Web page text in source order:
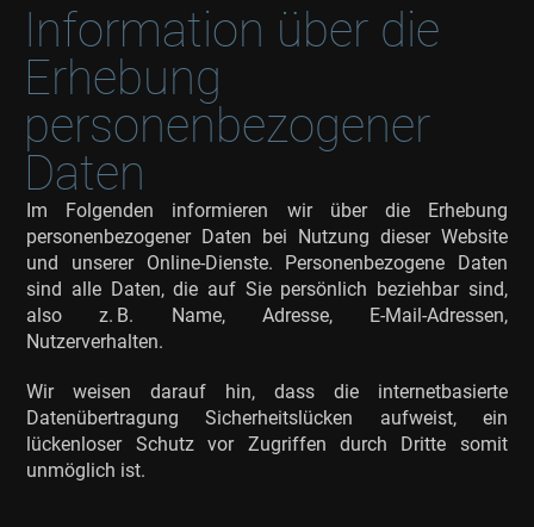
Information über die
Erhebung
personenbezogener
Daten
Im Folgenden informieren wir über die Erhebung
personenbezogener Daten bei Nutzung dieser Website
und unserer Online-Dienste. Personenbezogene Daten
sind alle Daten, die auf Sie persönlich beziehbar sind,
also z. B. Name, Adresse, E-Mail-Adressen,
Nutzerverhalten.
Wir weisen darauf hin, dass die internetbasierte
Datenübertragung Sicherheitslücken aufweist, ein
lückenloser Schutz vor Zugriffen durch Dritte somit
unmöglich ist.